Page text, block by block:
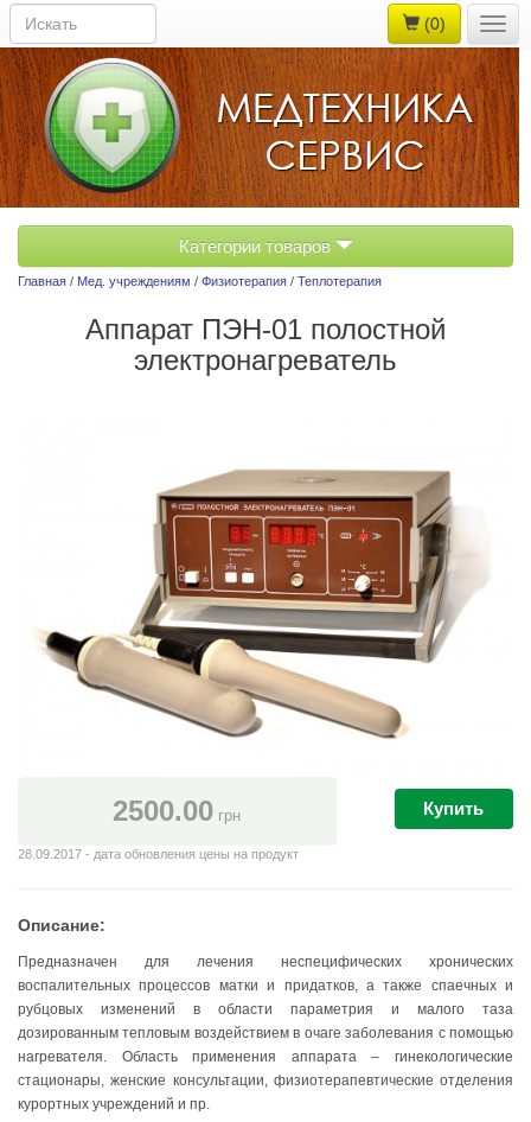
(0)
Категории товаров
Главная / Мед. учреждениям / Физиотерапия / Теплотерапия
Аппарат ПЭН-01 полостной
электронагреватель
2500.00 грн
28.09.2017 - дата обновления цены на продукт
Купить
Описание:
Предназначен для лечения неспецифических хронических
воспалительных процессов матки и придатков, а также спаечных и
рубцовых изменений в области параметрия и малого таза
дозированным тепловым воздействием в очаге заболевания с помощью
нагревателя. Область применения аппарата – гинекологические
стационары, женские консультации, физиотерапевтические отделения
курортных учреждений и пр.